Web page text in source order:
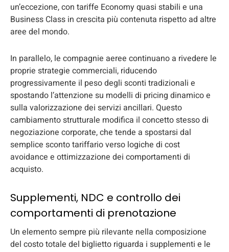
un’eccezione, con tariffe Economy quasi stabili e una
Business Class in crescita più contenuta rispetto ad altre
aree del mondo.
In parallelo, le compagnie aeree continuano a rivedere le
proprie strategie commerciali, riducendo
progressivamente il peso degli sconti tradizionali e
spostando l’attenzione su modelli di pricing dinamico e
sulla valorizzazione dei servizi ancillari. Questo
cambiamento strutturale modifica il concetto stesso di
negoziazione corporate, che tende a spostarsi dal
semplice sconto tariffario verso logiche di cost
avoidance e ottimizzazione dei comportamenti di
acquisto.
Supplementi, NDC e controllo dei
comportamenti di prenotazione
Un elemento sempre più rilevante nella composizione
del costo totale del biglietto riguarda i supplementi e le